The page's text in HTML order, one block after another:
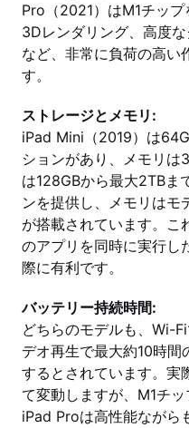
Pro（2021）はM1チップ
3Dレンダリング、高度
など、非常に負荷の高い
す。
ストレージとメモリ:
iPad Mini（2019）は
ションがあり、メモリは
は128GBから最大2TBま
ンを提供し、メモリはモ
が搭載されています。こ
のアプリを同時に実行し
際に有利です。
バッテリー持続時間:
どちらのモデルも、Wi-
デオ再生で最大約10時
するとされています。実
て変動しますが、M1チッ
iPad Proは高性能ながら